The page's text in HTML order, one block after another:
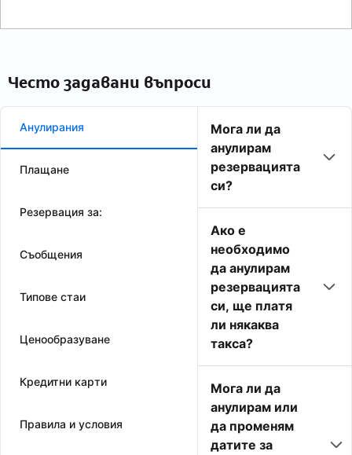
Често задавани въпроси
Анулирания
Плащане
Резервация за:
Съобщения
Типове стаи
Ценообразуване
Кредитни карти
Правила и условия
Мога ли да
анулирам
резервацията
си?
Ако е
необходимо
да анулирам
резервацията
си, ще платя
ли някаква
такса?
Мога ли да
анулирам или
да променям
датите за